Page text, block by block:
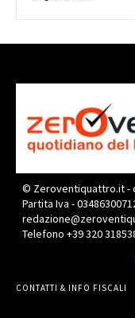
© Zeroventiquattro.it -
Partita Iva -
Telefono +39 320
CONTATTI & INFO FISCALI